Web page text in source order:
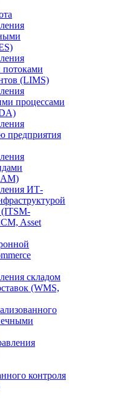
потоками
(LIMS)
процессами
предприятия
ИТ-
Asset
складом
(WMS,
контроля